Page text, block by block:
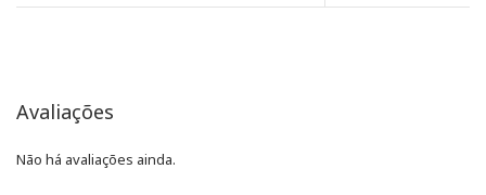
Avaliações
Não há avaliações ainda.